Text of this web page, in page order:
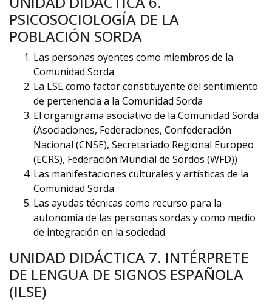
PSICOSOCIOLOGÍA DE LA
POBLACIÓN SORDA
Las personas oyentes como miembros de la
Comunidad Sorda
La LSE como factor constituyente del sentimiento
de pertenencia a la Comunidad Sorda
El organigrama asociativo de la Comunidad Sorda
(Asociaciones, Federaciones, Confederación
Nacional (CNSE), Secretariado Regional Europeo
(ECRS), Federación Mundial de Sordos (WFD))
Las manifestaciones culturales y artísticas de la
Comunidad Sorda
Las ayudas técnicas como recurso para la
autonomía de las personas sordas y como medio
de integración en la sociedad
UNIDAD DIDÁCTICA 7. INTÉRPRETE
DE LENGUA DE SIGNOS ESPAÑOLA
(ILSE)